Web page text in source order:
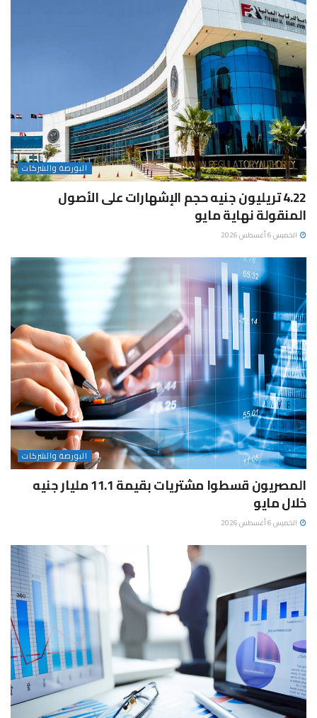
البورصة والشركات
4.22 تريليون جنيه حجم الإشهارات على الأصول
المنقولة نهاية مايو
الخميس 6 أغسطس 2026
البورصة والشركات
المصريون قسطوا مشتريات بقيمة 11.1 مليار جنيه
خلال مايو
الخميس 6 أغسطس 2026